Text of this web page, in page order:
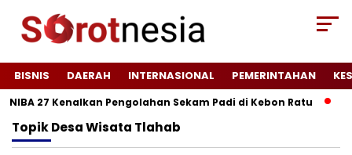
BISNIS DAERAH INTERNASIONAL PEMERINTAHAN
27 Kenalkan Pengolahan Sekam Padi di Kebon Ratu
TopikDesa Wisata Tlahab